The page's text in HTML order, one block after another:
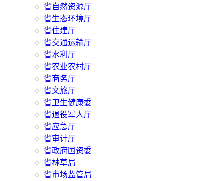
省自然资源厅
省生态环境厅
省住建厅
省交通运输厅
省水利厅
省农业农村厅
省商务厅
省文旅厅
省卫生健康委
省退役军人厅
省应急厅
省审计厅
省政府国资委
省林草局
省市场监管局